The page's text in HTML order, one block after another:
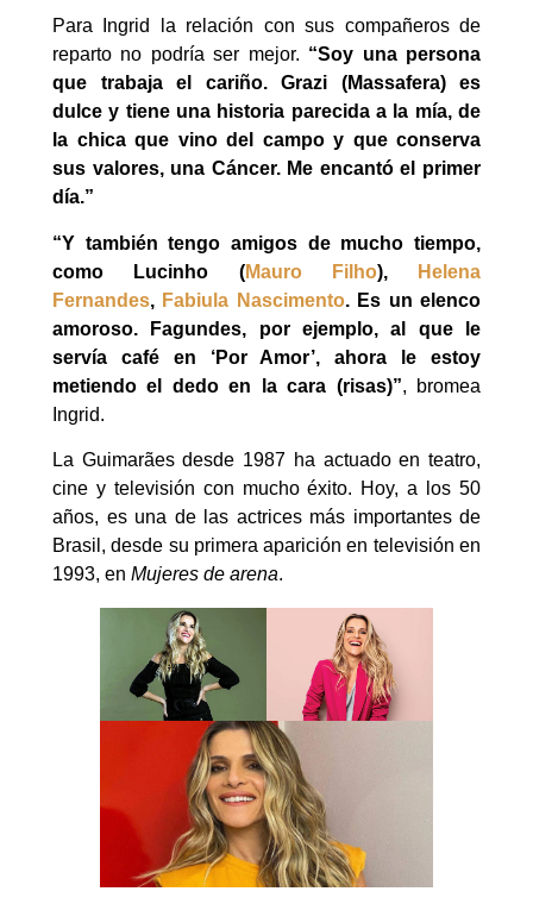
Para Ingrid la relación con sus compañeros de
reparto no podría ser mejor. “Soy una persona
que trabaja el cariño. Grazi (Massafera) es
dulce y tiene una historia parecida a la mía, de
la chica que vino del campo y que conserva
sus valores, una Cáncer. Me encantó el primer
día.”
“Y también tengo amigos de mucho tiempo,
como Lucinho (Mauro Filho),
Helena
Fernandes, Fabiula Nascimento. Es un elenco
amoroso. Fagundes, por ejemplo, al que le
servía café en ‘Por Amor’, ahora le estoy
metiendo el dedo en la cara (risas)”, bromea
Ingrid.
La Guimarães desde 1987 ha actuado en teatro,
cine y televisión con mucho éxito. Hoy, a los 50
años, es una de las actrices más importantes de
Brasil, desde su primera aparición en televisión en
1993, en Mujeres de arena.